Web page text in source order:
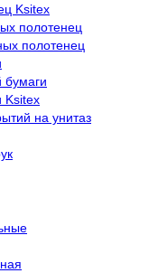
Ksitex
полотенец
полотенец
бумаги
Ksitex
на унитаз